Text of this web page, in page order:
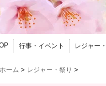
行事・イベント レジャー
ホーム > レジャー・祭り >